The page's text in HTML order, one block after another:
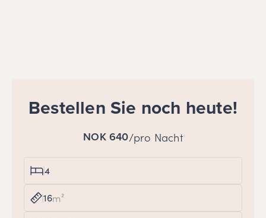
Bestellen Sie noch heute!
NOK 640/pro Nacht
4
16m²